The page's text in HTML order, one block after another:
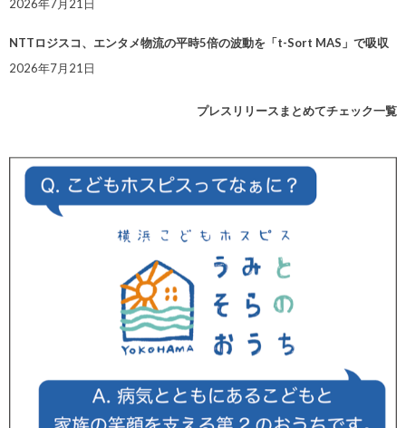
2026年7月21日
NTTロジスコ、エンタメ物流の平時5倍の波動を「t-Sort MAS」で吸収
2026年7月21日
プレスリリースまとめてチェック一覧